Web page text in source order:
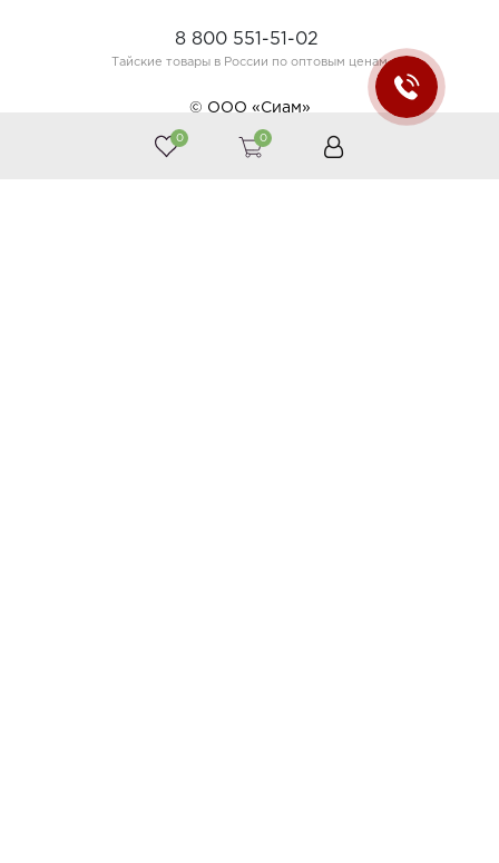
0 0
8 800 551-51-02
Тайские товары в России по оптовым ценам
© ООО «Сиам»